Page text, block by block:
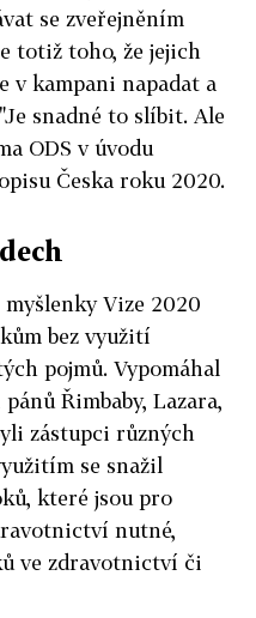
se zveřejněním
totiž toho, že jejich
v kampani napadat a
snadné to slíbit. Ale
ODS v úvodu
Česka roku 2020.
Vize 2020
bez využití
pojmů. Vypomáhal
Řimbaby, Lazara,
zástupci různých
se snažil
které jsou pro
nutné,
ve zdravotnictví či